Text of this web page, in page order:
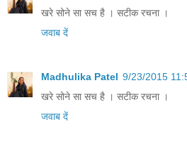
खरे सोने सा सच है । सटीक रचना ।
जवाब दें
Madhulika Patel 9/23/2015
खरे सोने सा सच है । सटीक रचना ।
जवाब दें